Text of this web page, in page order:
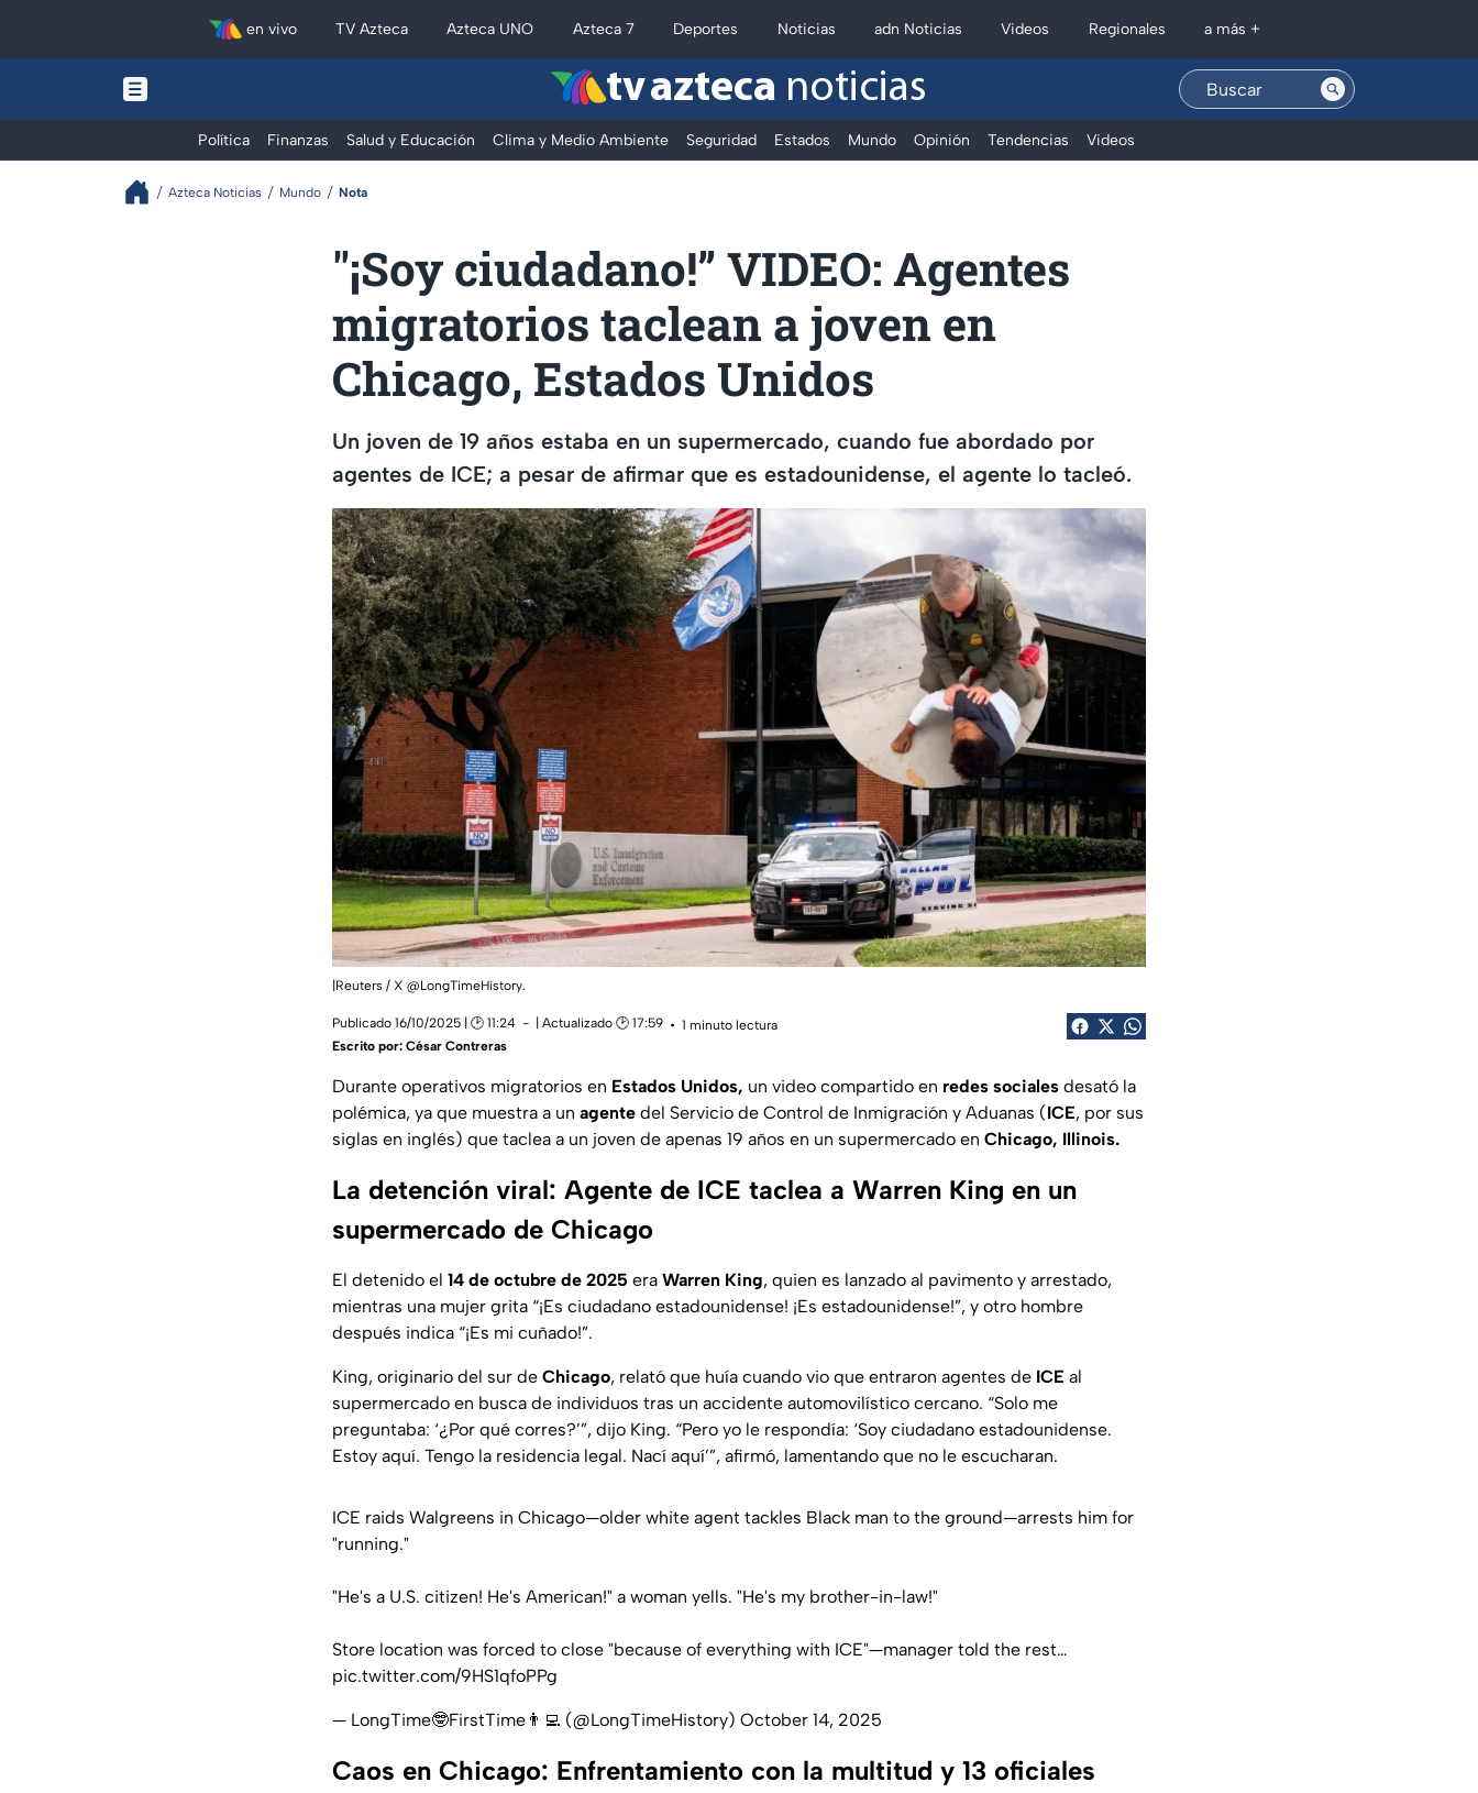
en vivo TV Azteca Azteca UNO Azteca 7 Deportes Noticias adn Noticias Videos Regionales a más +
tv azteca noticias
Política Finanzas Salud y Educación Clima y Medio Ambiente Seguridad Estados Mundo Opinión Tendencias Videos
Azteca Noticias Mundo Nota
"¡Soy ciudadano!” VIDEO: Agentes
migratorios taclean a joven en
Chicago, Estados Unidos
Un joven de 19 años estaba en un supermercado, cuando fue abordado por
agentes de ICE; a pesar de afirmar que es estadounidense, el agente lo tacleó.
|Reuters / X @LongTimeHistory.
Publicado 16/10/2025 | 🕑 11:24 | Actualizado 🕑 17:59
1 minuto lectura
Escrito por: César Contreras
Durante operativos migratorios en Estados Unidos, un video compartido en redes sociales desató la
polémica, ya que muestra a un agente del Servicio de Control de Inmigración y Aduanas (ICE, por sus
siglas en inglés) que taclea a un joven de apenas 19 años en un supermercado en Chicago, Illinois.
La detención viral: Agente de ICE taclea a Warren King en un
supermercado de Chicago
El detenido el 14 de octubre de 2025 era Warren King, quien es lanzado al pavimento y arrestado,
mientras una mujer grita “¡Es ciudadano estadounidense! ¡Es estadounidense!”, y otro hombre
después indica “¡Es mi cuñado!”.
King, originario del sur de Chicago, relató que huía cuando vio que entraron agentes de ICE al
supermercado en busca de individuos tras un accidente automovilístico cercano. “Solo me
preguntaba: ‘¿Por qué corres?’”, dijo King. “Pero yo le respondía: ‘Soy ciudadano estadounidense.
Estoy aquí. Tengo la residencia legal. Nací aquí’”, afirmó, lamentando que no le escucharan.
ICE raids Walgreens in Chicago—older white agent tackles Black man to the ground—arrests him for
"running."
"He's a U.S. citizen! He's American!" a woman yells. "He's my brother-in-law!"
Store location was forced to close "because of everything with ICE"—manager told the rest…
pic.twitter.com/9HS1qfoPPg
— LongTime🤓FirstTime👨‍💻 (@LongTimeHistory) October 14, 2025
Caos en Chicago: Enfrentamiento con la multitud y 13 oficiales